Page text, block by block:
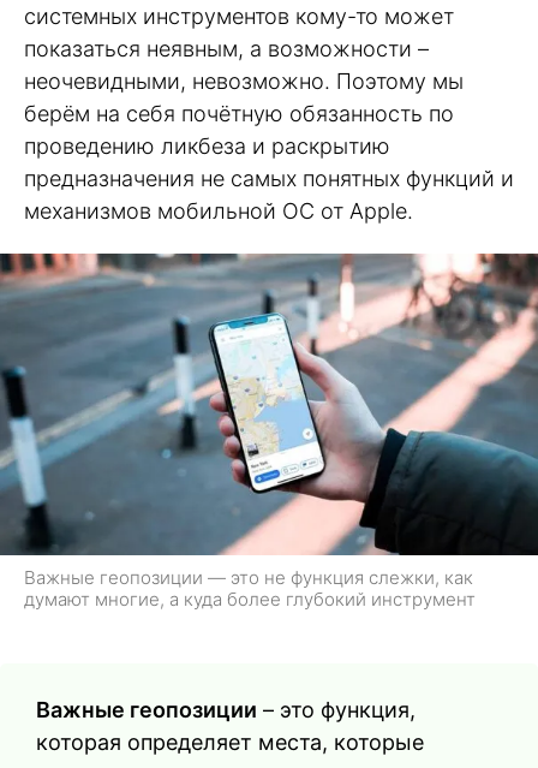
системных инструментов кому-то может
показаться неявным, а возможности –
неочевидными, невозможно. Поэтому мы
берём на себя почётную обязанность по
проведению ликбеза и раскрытию
предназначения не самых понятных функций и
механизмов мобильной ОС от Apple.
Важные геопозиции — это не функция слежки, как
думают многие, а куда более глубокий инструмент
Важные геопозиции – это функция,
которая определяет места, которые